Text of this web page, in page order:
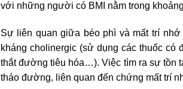
với những người có BMI nằm trong
Sự liên quan giữa béo phì và mất trí
kháng cholinergic (sử dụng các thuốc có
thắt đường tiêu hóa…). Việc tìm ra sự tồn
tháo đường, liên quan đến chứng mất trí